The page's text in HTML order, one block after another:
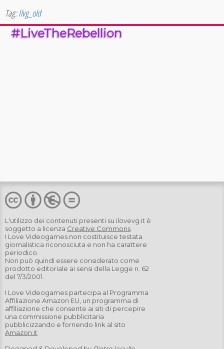
Tag:Ilvg_old
#LiveTheRebellion
L'utilizzo dei contenuti presenti su ilovevg.it è
soggetto a licenza Creative Commons
I Love Videogames non costituisce testata
giornalistica riconosciuta e non ha carattere
periodico.
Non può quindi essere considerato come
prodotto editoriale ai sensi della Legge n. 62
del 7/3/2001.
I Love Videogames partecipa al Programma
Affiliazione Amazon EU, un programma di
affiliazione che consente ai siti di percepire
una commissione pubblicitaria
pubblicizzando e fornendo link al sito
Amazon.it